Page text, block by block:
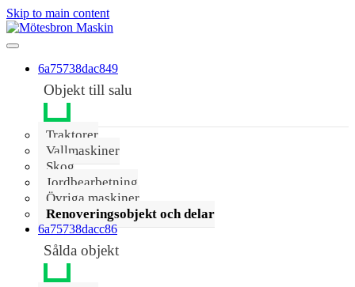
Skip to main content
6a75738dac849
Objekt till salu
Traktorer
Vallmaskiner
Skog
Jordbearbetning
Övriga maskiner
Renoveringsobjekt och delar
6a75738dacc86
Sålda objekt